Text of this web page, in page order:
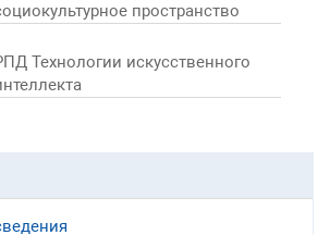
пространство
Технологии искусственного